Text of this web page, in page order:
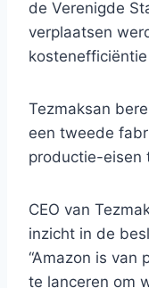
de Verenigde
verplaatsen
Tezmaksan
een tweede
productie-eisen
CEO van
inzicht in de
“Amazon is van
te lanceren om